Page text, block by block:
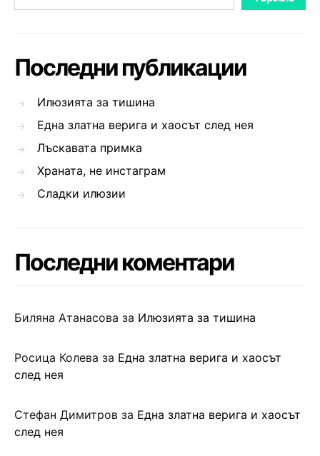
Последни публикации
Илюзията за тишина
Една златна верига и хаосът след нея
Лъскавата примка
Храната, не инстаграм
Сладки илюзии
Последни коментари
Биляна Атанасова за Илюзията за тишина
Росица Колева за Една златна верига и хаосът
след нея
Стефан Димитров за Една златна верига и хаосът
след нея